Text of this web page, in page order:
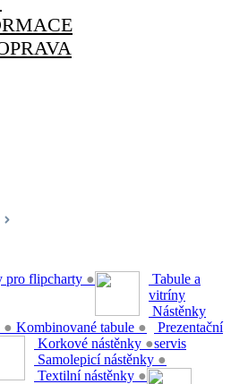
pro flipcharty ●
Tabule a
vitríny
● Kombinované tabule ●
Nástěnky
Korkové nástěnky ●
Samolepicí nástěnky ●
Textilní nástěnky ●
Prezentační
servis